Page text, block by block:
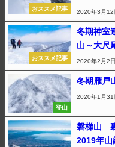
おススメ記事
2020年3月12
おススメ記事
冬期神室
山～大尺
2020年2月2日
登山
冬期雁
2020年1月31
磐梯山
2019年山